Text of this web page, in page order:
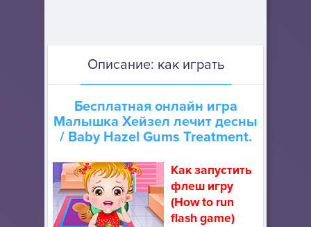
Описание: как играть
Бесплатная онлайн игра
Малышка Хейзел лечит десны
/ Baby Hazel Gums Treatment.
Как запустить
флеш игру
(How to run
flash game)